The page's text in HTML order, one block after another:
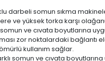
darbeli somun sıkma
ve yüksek torka karşı
ve cıvata boyutlarına
zor noktalardaki bağlantı
kullanım sağlar.
somun ve cıvata